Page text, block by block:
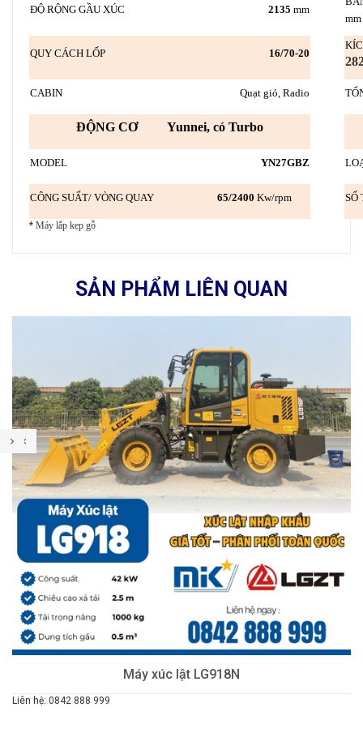
ĐỘ RỘNG GẦU XÚC 2135 mm
mm
QUY CÁCH LỐP 16/70-20
CABIN Quạt gió, Radio
ĐỘNG CƠ Yunnei, có Turbo
MODEL YN27GBZ
CÔNG SUẤT/ VÒNG QUAY 65/2400 Kw/rpm SỐ
* Máy lắp kẹp gỗ
SẢN PHẨM LIÊN QUAN
Máy xúc lật LG918N
Liên hệ: 0842 888 999